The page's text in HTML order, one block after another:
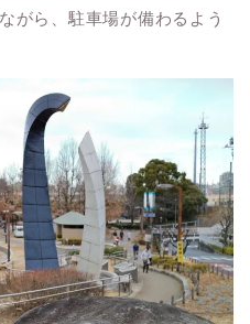
がら、駐車場が備わるよう